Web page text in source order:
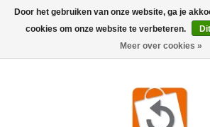
Door het gebruiken van onze website, ga je
cookies om onze website te verbeteren.
Meer over cookies »